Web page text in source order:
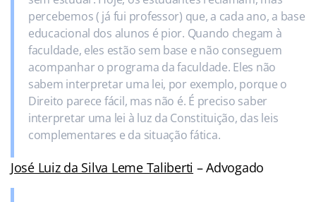
percebemos ( já fui professor) que, a cada ano, a base
educacional dos alunos é pior. Quando chegam à
faculdade, eles estão sem base e não conseguem
acompanhar o programa da faculdade. Eles não
sabem interpretar uma lei, por exemplo, porque o
Direito parece fácil, mas não é. É preciso saber
interpretar uma lei à luz da Constituição, das leis
complementares e da situação fática.
José Luiz da Silva Leme Taliberti – Advogado